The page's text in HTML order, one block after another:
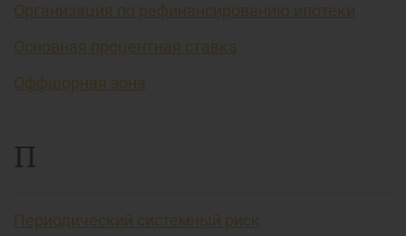
Организация по рефинансированию ипотеки
Основная процентная ставка
Оффшорная зона
П
Периодический системный риск